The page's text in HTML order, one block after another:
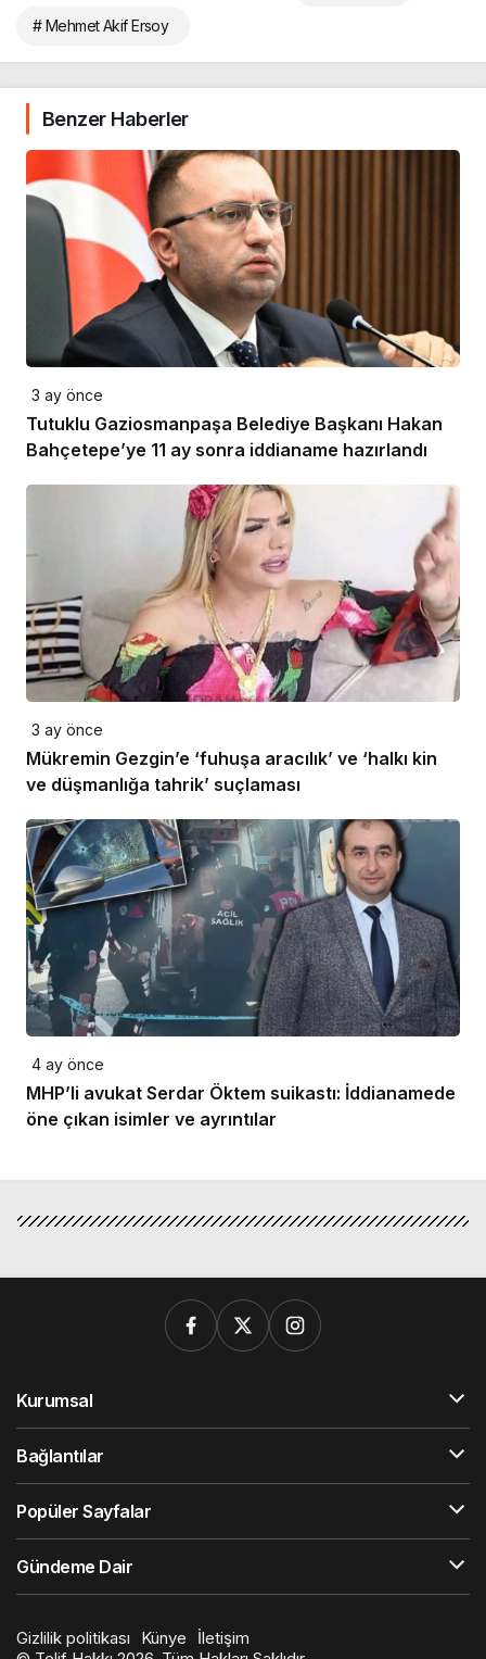
# Mehmet Akif Ersoy
Benzer Haberler
3 ay önce
Tutuklu Gaziosmanpaşa Belediye Başkanı Hakan
Bahçetepe’ye 11 ay sonra iddianame hazırlandı
3 ay önce
Mükremin Gezgin’e ‘fuhuşa aracılık’ ve ‘halkı kin
ve düşmanlığa tahrik’ suçlaması
4 ay önce
MHP’li avukat Serdar Öktem suikastı: İddianamede
öne çıkan isimler ve ayrıntılar
Kurumsal
Bağlantılar
Popüler Sayfalar
Gündeme Dair
Gizlilik politikası Künye
İletişim